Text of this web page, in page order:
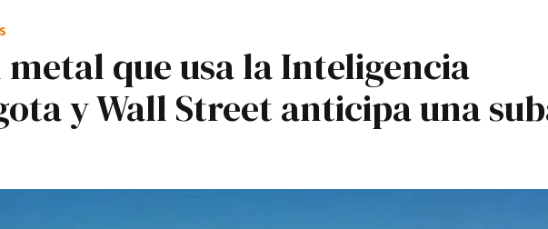
que usa la Inteligencia
y Wall Street anticipa una